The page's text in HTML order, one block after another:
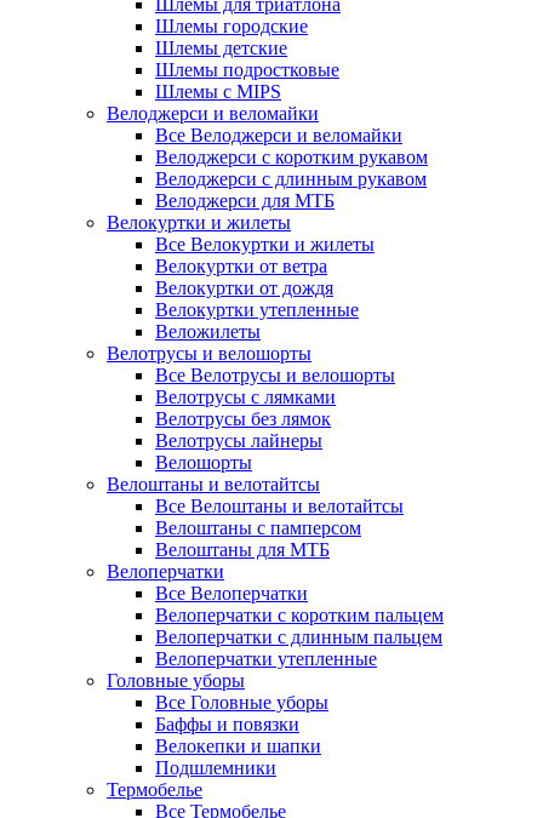
Шлемы для триатлона
Шлемы городские
Шлемы детские
Шлемы подростковые
Шлемы с MIPS
Велоджерси и веломайки
Все Велоджерси и веломайки
Велоджерси с коротким рукавом
Велоджерси с длинным рукавом
Велоджерси для МТБ
Велокуртки и жилеты
Все Велокуртки и жилеты
Велокуртки от ветра
Велокуртки от дождя
Велокуртки утепленные
Веложилеты
Велотрусы и велошорты
Все Велотрусы и велошорты
Велотрусы с лямками
Велотрусы без лямок
Велотрусы лайнеры
Велошорты
Велоштаны и велотайтсы
Все Велоштаны и велотайтсы
Велоштаны с памперсом
Велоштаны для МТБ
Велоперчатки
Все Велоперчатки
Велоперчатки с коротким пальцем
Велоперчатки с длинным пальцем
Велоперчатки утепленные
Головные уборы
Все Головные уборы
Баффы и повязки
Велокепки и шапки
Подшлемники
Термобелье
Все Термобелье